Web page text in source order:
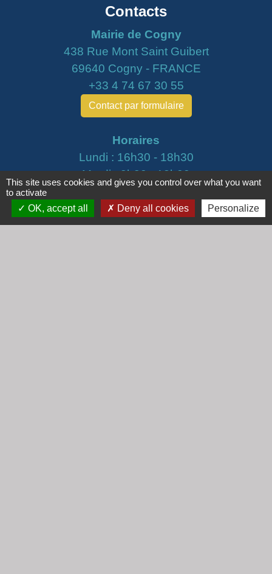
Contacts
Mairie de Cogny
438 Rue Mont Saint Guibert
69640 Cogny - FRANCE
+33 4 74 67 30 55
Contact par formulaire
Horaires
Lundi : 16h30 - 18h30
Mardi : 8h30 - 12h00
Mercredi : 9h00 - 12h00
Vendredi : 16h00 - 18h00
This site uses cookies and gives you control over what you want
to activate
OK, accept all
Deny all cookies Personalize